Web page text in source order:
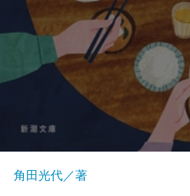
角田光代／著